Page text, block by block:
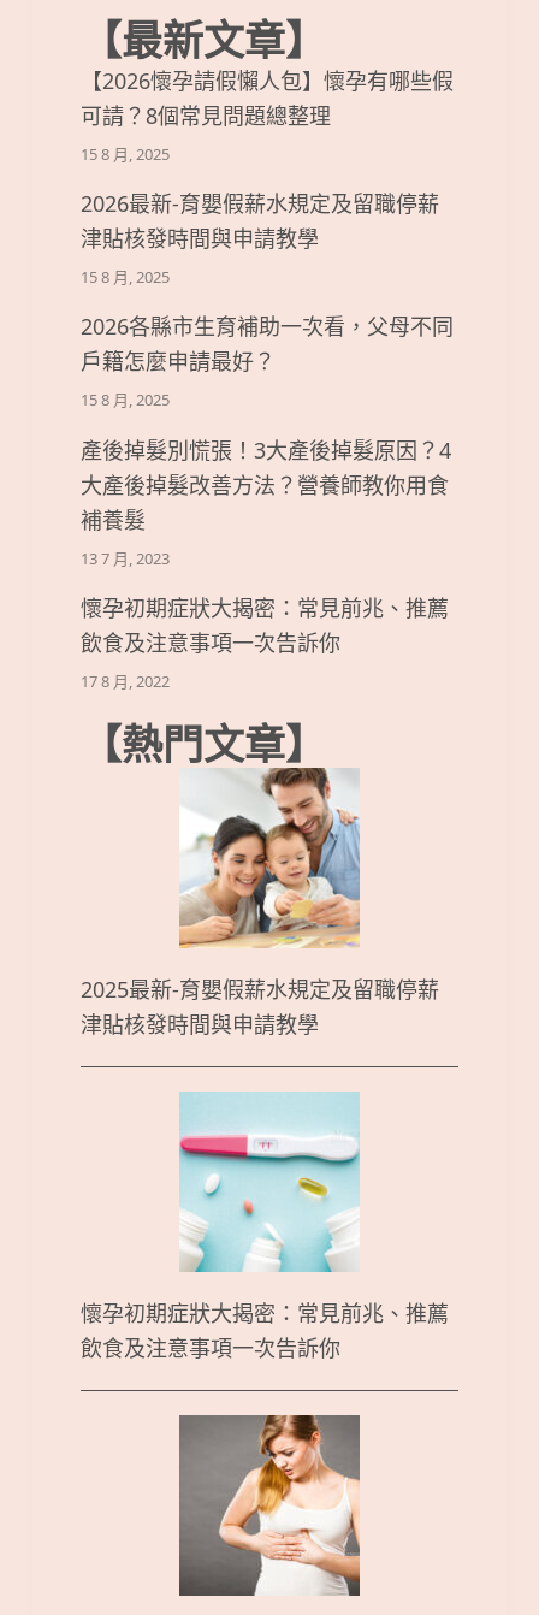
【最新文章】
【2026懷孕請假懶人包】懷孕有哪些假
可請？8個常見問題總整理
15 8 月, 2025
2026最新-育嬰假薪水規定及留職停薪
津貼核發時間與申請教學
15 8 月, 2025
2026各縣市生育補助一次看，父母不同
戶籍怎麼申請最好？
15 8 月, 2025
產後掉髮別慌張！3大產後掉髮原因？4
大產後掉髮改善方法？營養師教你用食
補養髮
13 7 月, 2023
懷孕初期症狀大揭密：常見前兆、推薦
飲食及注意事項一次告訴你
17 8 月, 2022
【熱門文章】
2025最新-育嬰假薪水規定及留職停薪
津貼核發時間與申請教學
懷孕初期症狀大揭密：常見前兆、推薦
飲食及注意事項一次告訴你